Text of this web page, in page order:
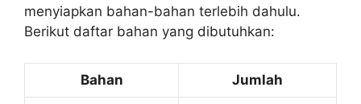
menyiapkan bahan-bahan terlebih dahulu.
Berikut daftar bahan yang dibutuhkan:
Bahan Jumlah